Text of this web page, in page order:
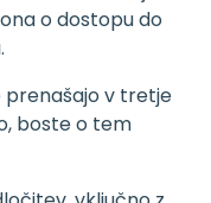
o dostopu do
prenašajo v tretje
boste o tem